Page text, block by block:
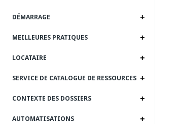
DÉMARRAGE
MEILLEURES PRATIQUES
LOCATAIRE
SERVICE DE CATALOGUE DE RESSOURCES
CONTEXTE DES DOSSIERS
AUTOMATISATIONS